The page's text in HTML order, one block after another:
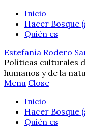
Inicio
Hacer Bosque
Quién es
Estefanía Rodero
Políticas culturales
humanos y de la
Menu Close
Inicio
Hacer Bosque
Quién es